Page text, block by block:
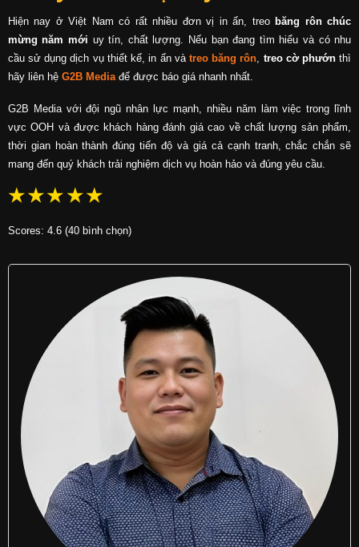
Hiện nay ở Việt Nam có rất nhiều đơn vị in ấn, treo băng rôn chúc
mừng năm mới uy tín, chất lượng. Nếu bạn đang tìm hiểu và có nhu
cầu sử dụng dịch vụ thiết kế, in ấn và treo băng rôn, treo cờ phướn thì
hãy liên hệ G2B Mediađể được báo giá nhanh nhất.
G2B Media với đội ngũ nhân lực mạnh, nhiều năm làm việc trong lĩnh
vực OOH và được khách hàng đánh giá cao về chất lượng sản phẩm,
thời gian hoàn thành đúng tiến độ và giá cả cạnh tranh, chắc chắn sẽ
mang đến quý khách trải nghiệm dịch vụ hoàn hảo và đúng yêu cầu.
☆
☆
☆
☆
☆
Scores: 4.6 (40 bình chọn)